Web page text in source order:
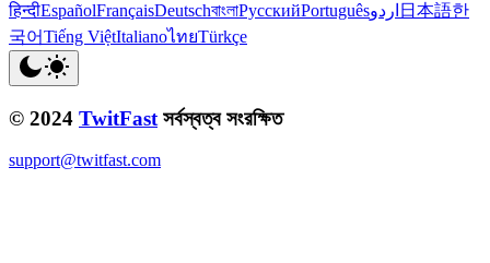
हिन्दीEspañolFrançaisDeutschবাংলাРусскийPortuguêsاردو 日本語한
국어Tiếng ViệtItalianoไทยTürkçe
© 2024 TwitFast সর্বস্বত্ব সংরক্ষিত
support@twitfast.com